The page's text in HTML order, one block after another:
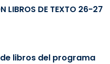
LIBROS DE TEXTO 26-27
libros del programa